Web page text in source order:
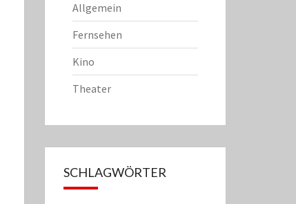
Allgemein
Fernsehen
Kino
Theater
SCHLAGWÖRTER